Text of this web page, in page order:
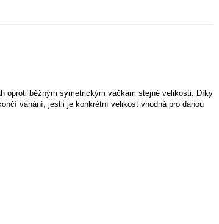
oproti běžným symetrickým vačkám stejné velikosti. Díky
váhání, jestli je konkrétní velikost vhodná pro danou